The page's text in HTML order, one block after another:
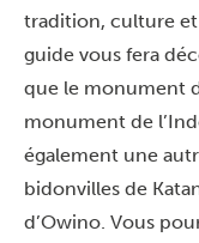
tradition, culture
guide vous fera
que le monument
monument de
également une
bidonvilles de
d’Owino. Vous